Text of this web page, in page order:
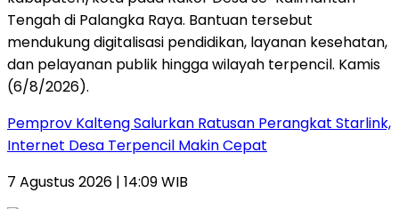
Pemprov Kalteng Salurkan Ratusan Perangkat Starlink,
Internet Desa Terpencil Makin Cepat
7 Agustus 2026 | 14:09 WIB